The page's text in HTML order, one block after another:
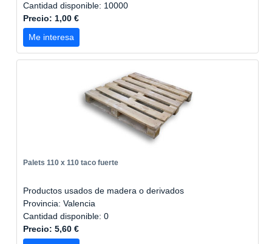
Cantidad disponible: 10000
Precio: 1,00 €
Me interesa
Palets 110 x 110 taco fuerte
Productos usados de madera o derivados
Provincia: Valencia
Cantidad disponible: 0
Precio: 5,60 €